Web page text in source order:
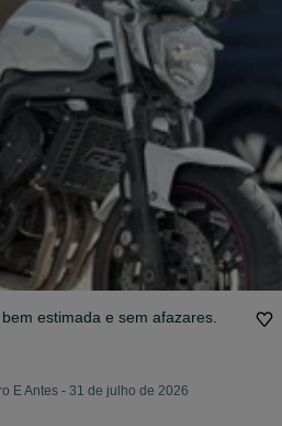
estimada e sem afazares.
E Antes - 31 de julho de 2026